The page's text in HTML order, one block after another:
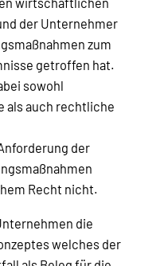
der Unternehmer
zum
getroffen hat.
sowohl
als auch rechtliche
der
Recht nicht.
die
welches der